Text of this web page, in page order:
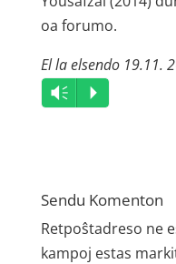
oa forumo.
El la elsendo 19.11.
Audio
Player
Vm P
Sendu Komenton
Retpoŝtadreso ne
kampoj estas